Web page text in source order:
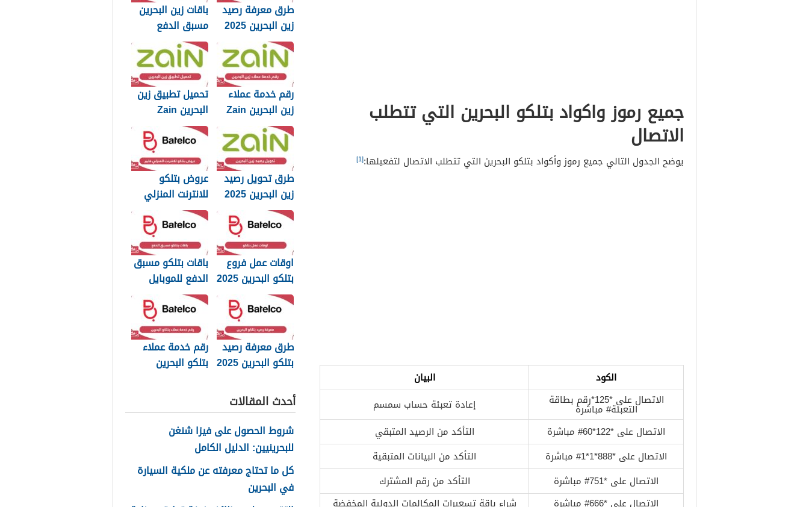
جميع رموز واكواد بتلكو البحرين التي تتطلب
الاتصال
يوضح الجدول التالي جميع رموز وأكواد بتلكو البحرين التي تتطلب الاتصال لتفعيلها:[1]
الكود
البيان
الاتصال على *125*رقم بطاقة
التعبئة# مباشرة
إعادة تعبئة حساب سمسم
الاتصال على *122*60# مباشرة
التأكد من الرصيد المتبقي
الاتصال على *888*1*1# مباشرة
التأكد من البيانات المتبقية
الاتصال على *751# مباشرة
التأكد من رقم المشترك
الاتصال على *666# مباشرة
شراء باقة تسعيرات المكالمات الدولية المخفضة
طرق معرفة رصيد
زين البحرين 2025
باقات زين البحرين
مسبق الدفع
للموبايل إنترنت
ومكالمات 2025
رقم خدمة عملاء
زين البحرين Zain
Bahrain 2025
تحميل تطبيق زين
البحرين Zain
Bahrain الجديد
2025
طرق تحويل رصيد
زين البحرين 2025
عروض بتلكو
للانترنت المنزلي
فايبر 2025
اوقات عمل فروع
بتلكو البحرين 2025
باقات بتلكو مسبق
الدفع للموبايل
إنترنت ومكالمات
2025
طرق معرفة رصيد
بتلكو البحرين 2025
رقم خدمة عملاء
بتلكو البحرين
أحدث المقالات
شروط الحصول على فيزا شنغن
للبحرينيين: الدليل الكامل
كل ما تحتاج معرفته عن ملكية السيارة
في البحرين